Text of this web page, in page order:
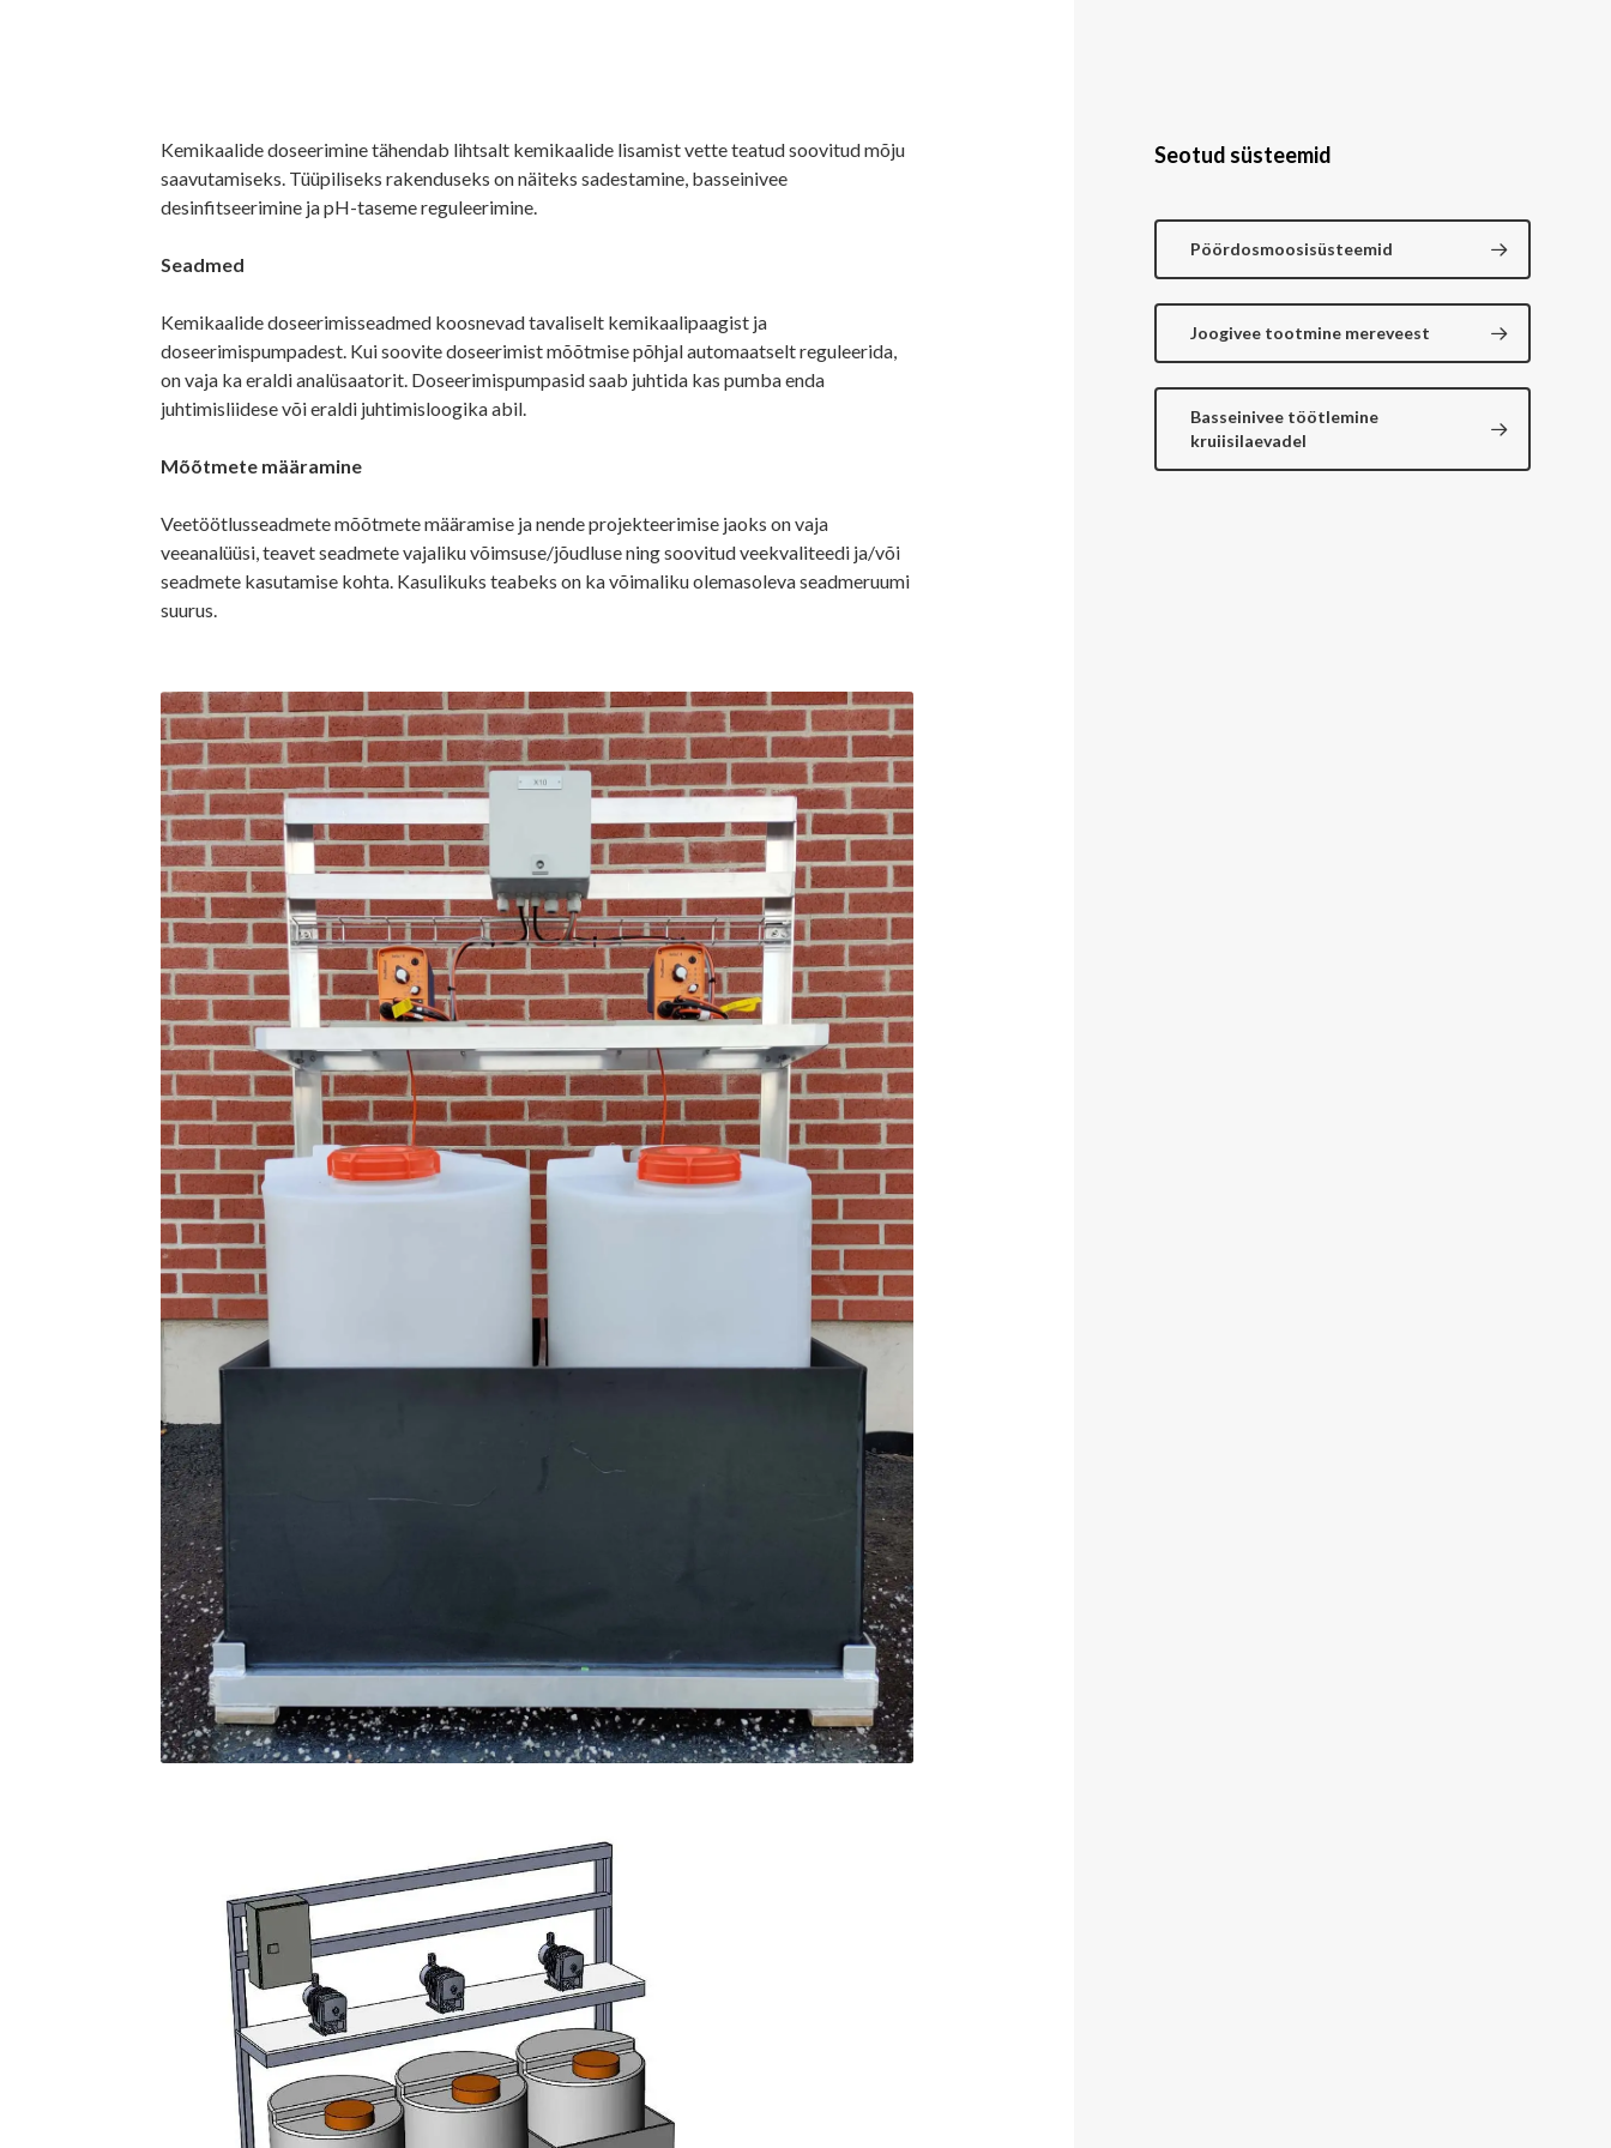
Kemikaalide doseerimine tähendab lihtsalt kemikaalide lisamist vette teatud soovitud mõju
saavutamiseks. Tüüpiliseks rakenduseks on näiteks sadestamine, basseinivee
desinfitseerimine ja pH-taseme reguleerimine.
Seadmed
Kemikaalide doseerimisseadmed koosnevad tavaliselt kemikaalipaagist ja
doseerimispumpadest. Kui soovite doseerimist mõõtmise põhjal automaatselt reguleerida,
on vaja ka eraldi analüsaatorit. Doseerimispumpasid saab juhtida kas pumba enda
juhtimisliidese või eraldi juhtimisloogika abil.
Mõõtmete määramine
Veetöötlusseadmete mõõtmete määramise ja nende projekteerimise jaoks on vaja
veeanalüüsi, teavet seadmete vajaliku võimsuse/jõudluse ning soovitud veekvaliteedi ja/või
seadmete kasutamise kohta. Kasulikuks teabeks on ka võimaliku olemasoleva seadmeruumi
suurus.
Seotud süsteemid
Pöördosmoosisüsteemid
Joogivee tootmine mereveest
Basseinivee töötlemine
kruiisilaevadel